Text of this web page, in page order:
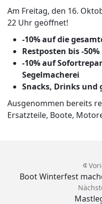
Am Freitag, den 16.
22 Uhr geöffnet!
-10% auf die
Restposten bis -50%
-10% auf
Segelmacherei
Snacks, Drinks und
Ausgenommen bereits
Ersatzteile, Boote,
Boot Winterfest